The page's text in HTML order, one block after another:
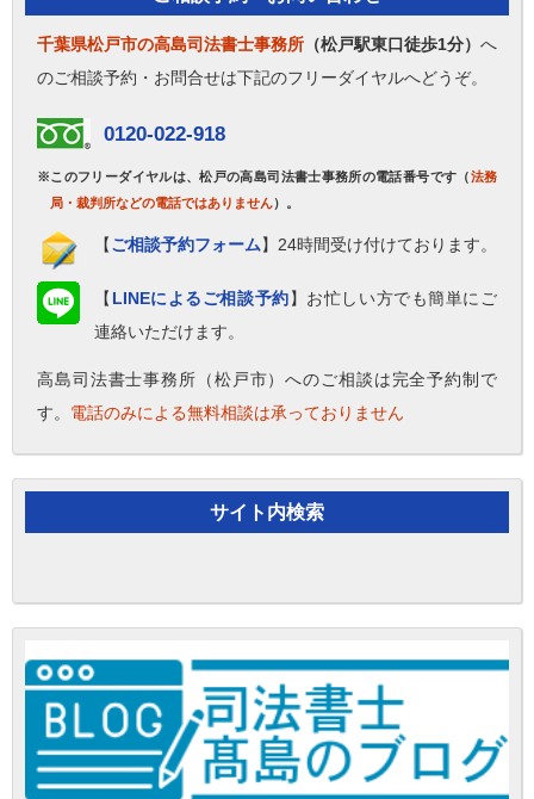
千葉県松戸市の高島司法書士事務所 （松戸駅東口徒歩1分） へ
のご相談予約・お問合せは下記のフリーダイヤルへどうぞ。
0120-022-918
※このフリーダイヤルは、松戸の高島司法書士事務所の電話番号です（法務
局・裁判所などの電話ではありません）。
【ご相談予約フォーム】24時間受け付けております。
【 LINEによるご相談予約】お忙しい方でも簡単にご
連絡いただけます。
高島司法書士事務所（松戸市）へのご相談は完全予約制で
す。 電話のみによる無料相談は承っておりません
サイト内検索